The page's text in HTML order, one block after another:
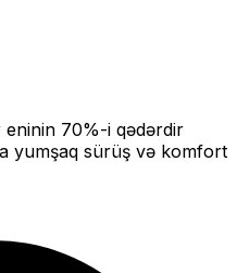
eninin 70%-i qədərdir
yumşaq sürüş və komfort